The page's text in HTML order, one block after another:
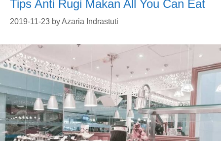
Tips Anti Rugi Makan All You Can Eat
2019-11-23 byAzaria Indrastuti